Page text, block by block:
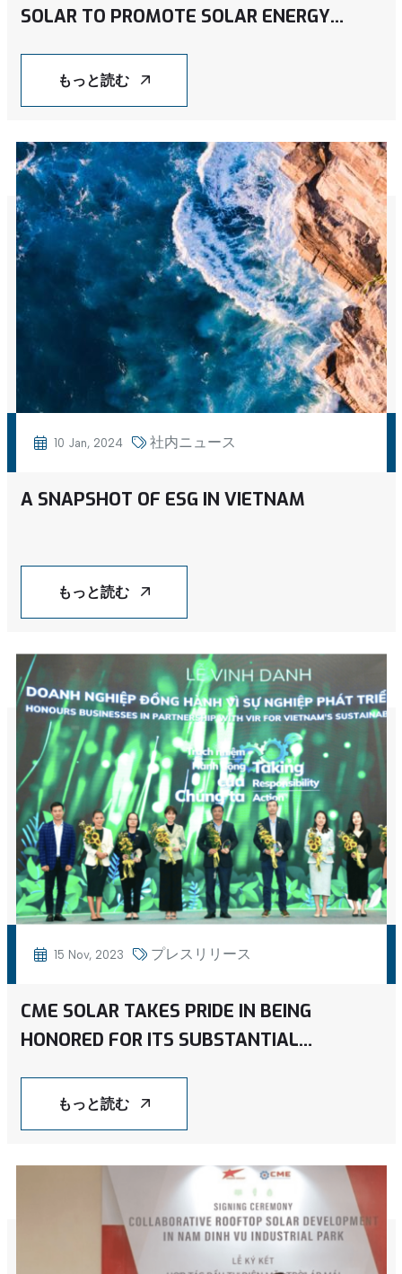
SOLAR TO PROMOTE SOLAR ENERGY
もっと読む
10 Jan, 2024 社内ニュース
A SNAPSHOT OF ESG IN VIETNAM
もっと読む
15 Nov, 2023 プレスリリース
CME SOLAR TAKES PRIDE IN BEING
HONORED FOR ITS SUBSTANTIAL
SUSTAINABLE DEVELOPMENT
もっと読む